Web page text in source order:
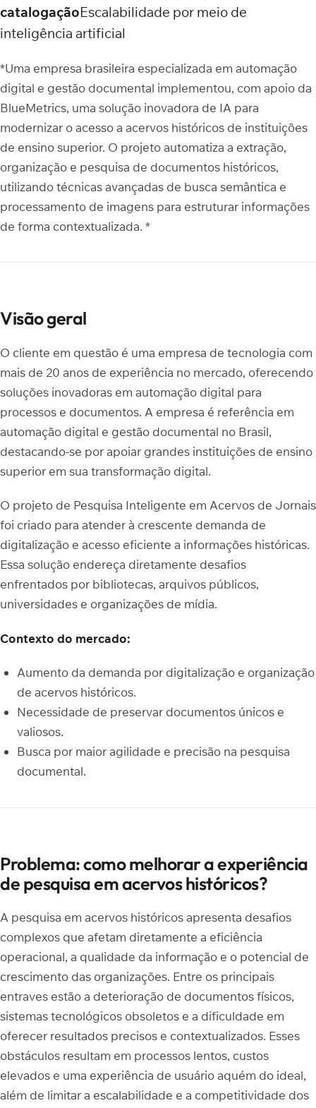
catalogaçãoEscalabilidade por meio de
inteligência artificial
*Uma empresa brasileira especializada em automação
digital e gestão documental implementou, com apoio da
BlueMetrics, uma solução inovadora de IA para
modernizar o acesso a acervos históricos de instituições
de ensino superior. O projeto automatiza a extração,
organização e pesquisa de documentos históricos,
utilizando técnicas avançadas de busca semântica e
processamento de imagens para estruturar informações
de forma contextualizada. *
Visão geral
O cliente em questão é uma empresa de tecnologia com
mais de 20 anos de experiência no mercado, oferecendo
soluções inovadoras em automação digital para
processos e documentos. A empresa é referência em
automação digital e gestão documental no Brasil,
destacando-se por apoiar grandes instituições de ensino
superior em sua transformação digital.
O projeto de Pesquisa Inteligente em Acervos de Jornais
foi criado para atender à crescente demanda de
digitalização e acesso eficiente a informações históricas.
Essa solução endereça diretamente desafios
enfrentados por bibliotecas, arquivos públicos,
universidades e organizações de mídia.
Contexto do mercado:
Aumento da demanda por digitalização e organização
de acervos históricos.
Necessidade de preservar documentos únicos e
valiosos.
Busca por maior agilidade e precisão na pesquisa
documental.
Problema: como melhorar a experiência
de pesquisa em acervos históricos?
A pesquisa em acervos históricos apresenta desafios
complexos que afetam diretamente a eficiência
operacional, a qualidade da informação e o potencial de
crescimento das organizações. Entre os principais
entraves estão a deterioração de documentos físicos,
sistemas tecnológicos obsoletos e a dificuldade em
oferecer resultados precisos e contextualizados. Esses
obstáculos resultam em processos lentos, custos
elevados e uma experiência de usuário aquém do ideal,
além de limitar a escalabilidade e a competitividade dos